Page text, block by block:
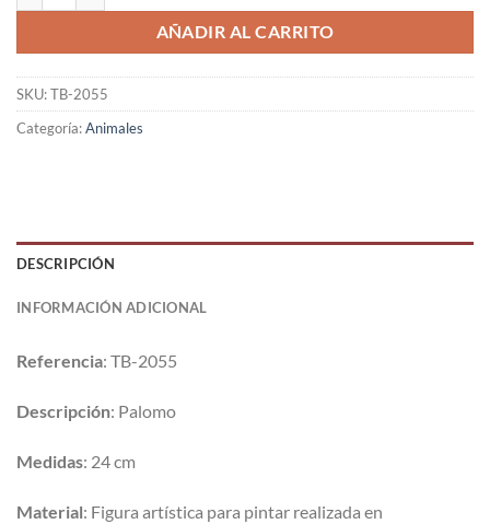
AÑADIR AL CARRITO
SKU:TB-2055
Categoría:Animales
DESCRIPCIÓN
INFORMACIÓN ADICIONAL
Referencia: TB-2055
Descripción: Palomo
Medidas: 24 cm
Material: Figura artística para pintar realizada en